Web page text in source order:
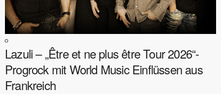
Lazuli – „Être et ne plus être Tour 2026“-
Progrock mit World Music Einflüssen aus
Frankreich